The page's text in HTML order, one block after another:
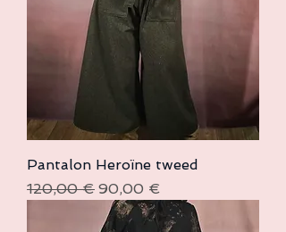
Pantalon Heroïne tweed
Prix original
120,00 € Prix promotionnel
90,00 €